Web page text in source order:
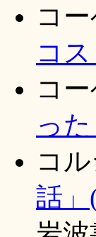
コ
コス
コ
った
コ
話」